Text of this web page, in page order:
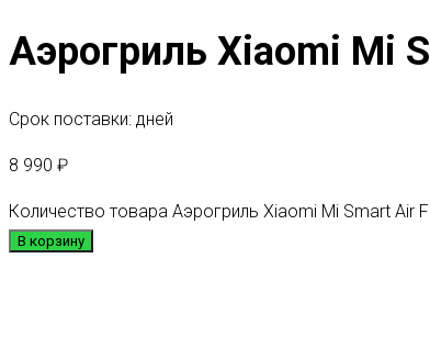
Аэрогриль Xiaomi Mi
Срок поставки: дней
8 990 ₽
Количество товара Аэрогриль Xiaomi Mi Smart Air
В корзину